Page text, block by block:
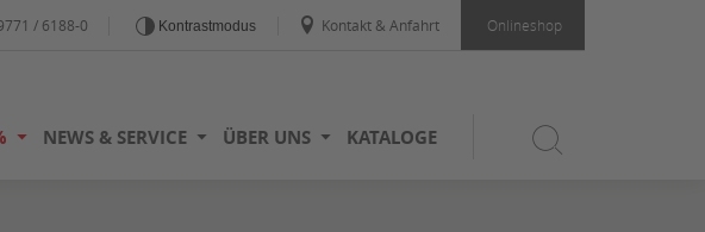
/ 6188-0 Kontrastmodus Kontakt & Anfahrt Onlineshop
NEWS & SERVICE ÜBER UNS KATALOGE